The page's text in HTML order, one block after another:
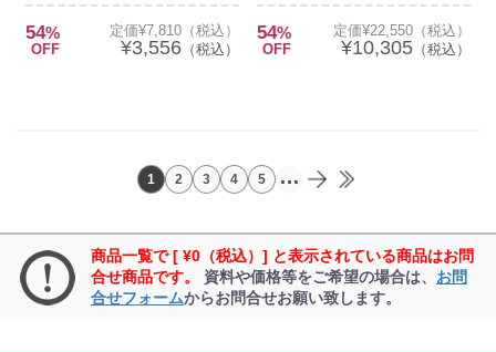
54%
OFF
定価¥7,810（税込）
¥3,556（税込）
54%
OFF
定価¥22,550（税込）
¥10,305（税込）
1 2 3 4 5 ...
商品一覧で [ ¥0（税込）] と表示されている商品はお問
合せ商品です。
資料や価格等をご希望の場合は、 お問
合せフォームからお問合せお願い致します。